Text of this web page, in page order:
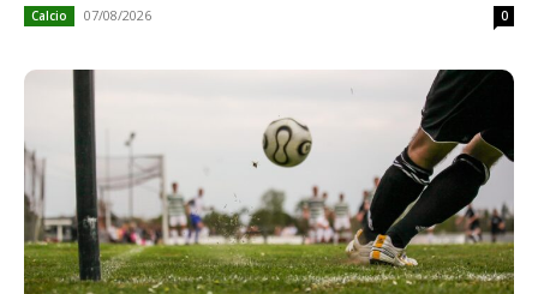
Calcio 07/08/2026 0